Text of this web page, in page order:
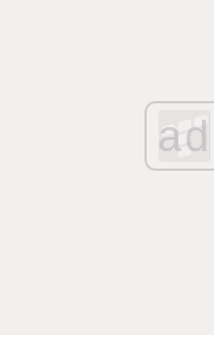
ad